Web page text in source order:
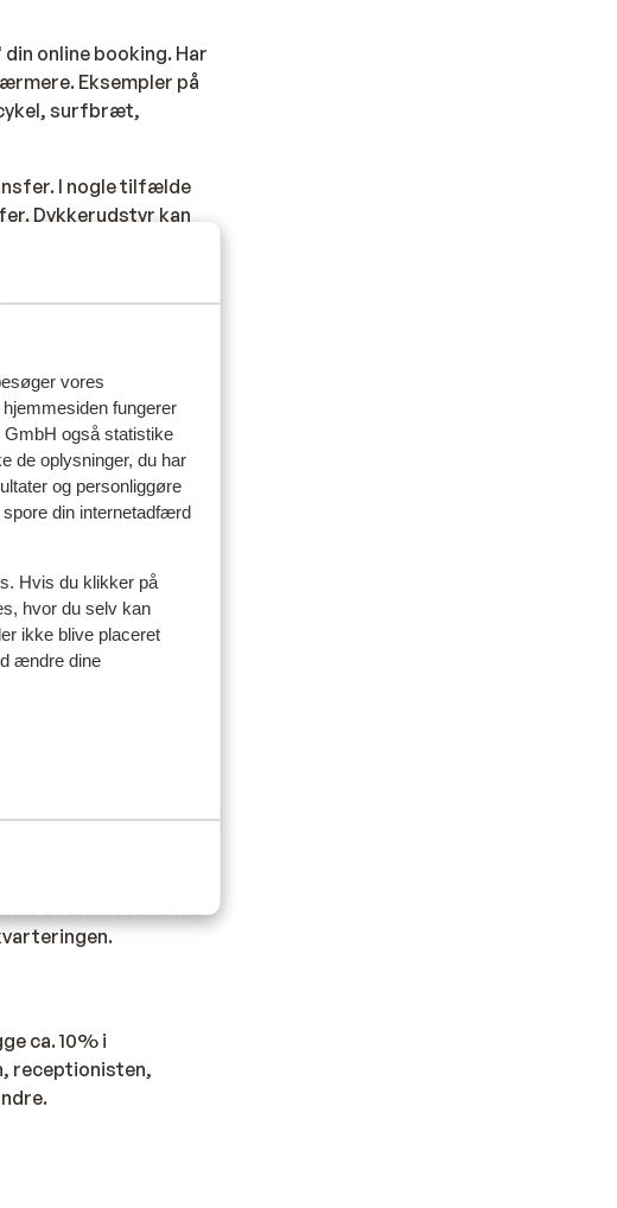
vores
fungerer
GmbH også statistike
de oplysninger, du har
og personliggøre
din internetadfærd
Hvis du klikker på
hvor du selv kan
ikke blive placeret
ændre dine
online booking. Har
Eksempler på
surfbræt,
I nogle tilfælde
Dykkerudstyr kan
en specialtransfer
Når du har angivet
for transfer.
du gør det, skal
end i Danmark,
med din rejse?
græske, franske,
finder du en masse
en yoghurt/
eller i løbet af en
international
at drikke vand fra
ca. 10% i
receptionisten,